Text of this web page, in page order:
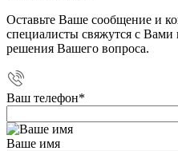
Оставьте Ваше сообщение и
специалисты свяжутся с
решения Вашего вопроса.
Ваш телефон*
Ваше имя